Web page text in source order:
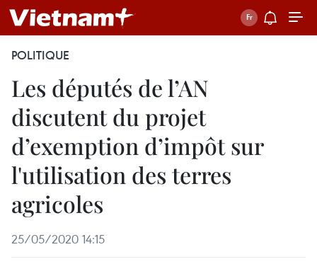
POLITIQUE
Les députés de l’AN
discutent du projet
d’exemption d’impôt sur
l'utilisation des terres
agricoles
25/05/2020 14:15